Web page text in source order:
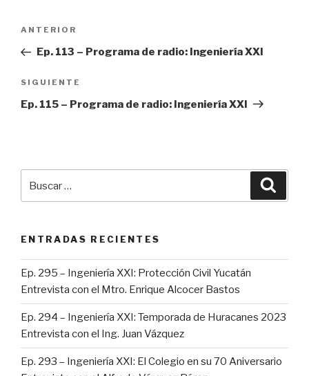
Navegación
entradas
Entrada
anterior:
ANTERIOR
Ep. 113 – Programa de radio: Ingeniería XXI
Siguiente
entrada
SIGUIENTE
Ep. 115 – Programa de radio: Ingeniería XXI
ENTRADAS RECIENTES
Ep. 295 – Ingeniería XXI: Protección Civil Yucatán
Entrevista con el Mtro. Enrique Alcocer Bastos
Ep. 294 – Ingeniería XXI: Temporada de Huracanes 2023
Entrevista con el Ing. Juan Vázquez
Ep. 293 – Ingeniería XXI: El Colegio en su 70 Aniversario